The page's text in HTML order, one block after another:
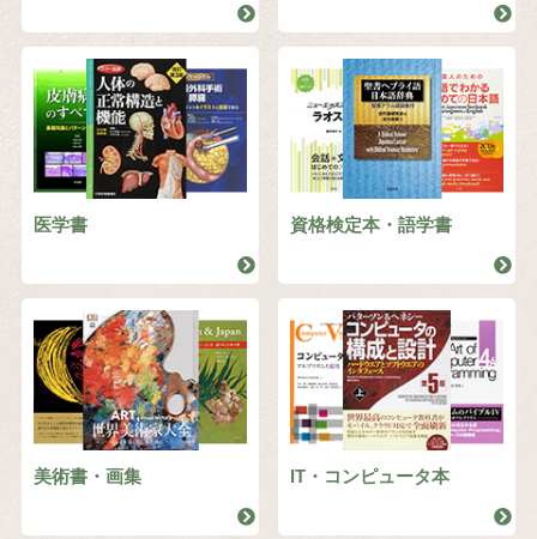
医学書 資格検定本・語学書
美術書・画集 IT・コンピュータ本